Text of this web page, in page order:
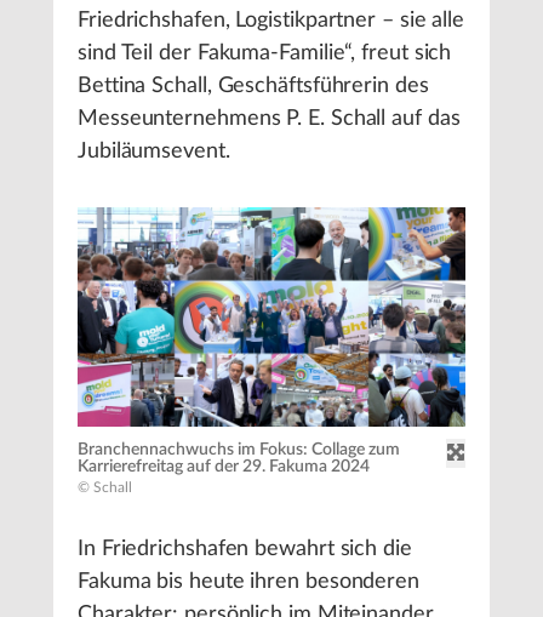
Friedrichshafen, Logistikpartner – sie alle
sind Teil der Fakuma-Familie“, freut sich
Bettina Schall, Geschäftsführerin des
Messeunternehmens P. E. Schall auf das
Jubiläumsevent.
Branchennachwuchs im Fokus: Collage zum
Karrierefreitag auf der 29. Fakuma 2024
© Schall
In Friedrichshafen bewahrt sich die
Fakuma bis heute ihren besonderen